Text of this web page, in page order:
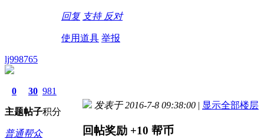
回复 支持 反对
使用道具 举报
lj998765
0
主题
30
帖子
981
积分
普通帮众
发表于 2016-7-8 09:38:00 | 显示全部楼层
回帖奖励 +10 帮币